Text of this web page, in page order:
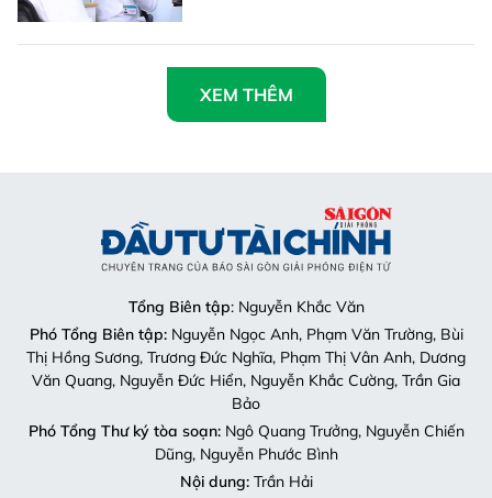
XEM THÊM
Tổng Biên tập: Nguyễn Khắc Văn
Phó Tổng Biên tập:Nguyễn Ngọc Anh, Phạm Văn Trường, Bùi
Thị Hồng Sương, Trương Đức Nghĩa, Phạm Thị Vân Anh, Dương
Văn Quang, Nguyễn Đức Hiển, Nguyễn Khắc Cường, Trần Gia
Bảo
Phó Tổng Thư ký tòa soạn:Ngô Quang Trưởng, Nguyễn Chiến
Dũng, Nguyễn Phước Bình
Nội dung:Trần Hải